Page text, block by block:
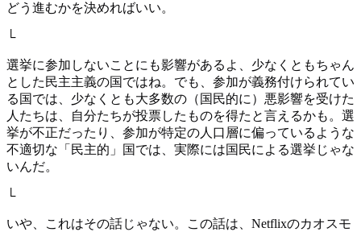
どう進むかを決めればいい。
└
選挙に参加しないことにも影響があるよ、少なくともちゃん
とした民主主義の国ではね。でも、参加が義務付けられてい
る国では、少なくとも大多数の（国民的に）悪影響を受けた
人たちは、自分たちが投票したものを得たと言えるかも。選
挙が不正だったり、参加が特定の人口層に偏っているような
不適切な「民主的」国では、実際には国民による選挙じゃな
いんだ。
└
いや、これはその話じゃない。この話は、Netflixのカオスモ